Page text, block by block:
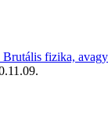
fizika,